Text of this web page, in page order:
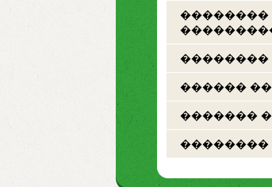
��������
��������
������
�������
��������